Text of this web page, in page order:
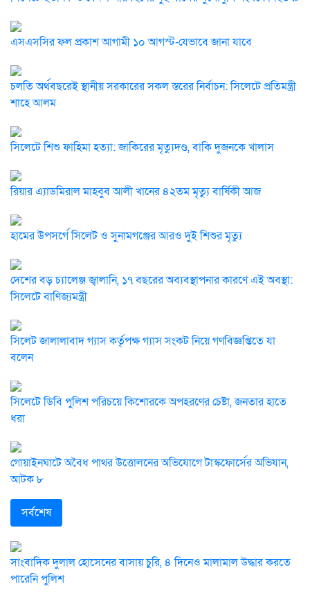
এসএসসির ফল প্রকাশ আগামী ১০ আগস্ট-যেভাবে জানা যাবে
চলতি অর্থবছরেই স্থানীয় সরকারের সকল স্তরের নির্বাচন: সিলেটে প্রতিমন্ত্রী
শাহে আলম
সিলেটে শিশু ফাহিমা হত্যা: জাকিরের মৃত্যুদণ্ড, বাকি দুজনকে খালাস
রিয়ার এ্যাডমিরাল মাহবুব আলী খানের ৪২তম মৃত্যু বার্ষিকী আজ
হামের উপসর্গে সিলেট ও সুনামগঞ্জের আরও দুই শিশুর মৃত্যু
দেশের বড় চ্যালেঞ্জ জ্বালানি, ১৭ বছরের অব্যবস্থাপনার কারণে এই অবস্থা:
সিলেটে বাণিজ্যমন্ত্রী
সিলেট জালালাবাদ গ্যাস কর্তৃপক্ষ গ্যাস সংকট নিয়ে গণবিজ্ঞপ্তিতে যা
বলেন
সিলেটে ডিবি পুলিশ পরিচয়ে কিশোরকে অপহরণের চেষ্টা, জনতার হাতে
ধরা
গোয়াইনঘাটে অবৈধ পাথর উত্তোলনের অভিযোগে টাস্কফোর্সের অভিযান,
আটক ৮
সর্বশেষ
সাংবাদিক দুলাল হোসেনের বাসায় চুরি, ৪ দিনেও মালামাল উদ্ধার করতে
পারেনি পুলিশ